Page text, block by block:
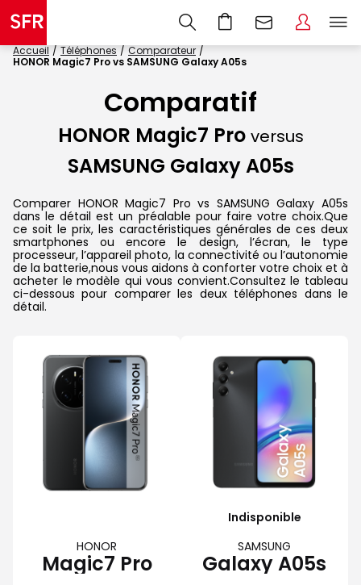
Accueil Téléphones
Comparateur
HONOR Magic7 Pro vs SAMSUNG Galaxy A05s
Comparatif
HONOR Magic7 Pro versus
SAMSUNG Galaxy A05s
Comparer HONOR Magic7 Pro vs SAMSUNG Galaxy A05s
dans le détail est un préalable pour faire votre choix.Que
ce soit le prix, les caractéristiques générales de ces deux
smartphones ou encore le design, l’écran, le type
processeur, l’appareil photo, la connectivité ou l’autonomie
de la batterie,nous vous aidons à conforter votre choix et à
acheter le modèle qui vous convient.Consultez le tableau
ci-dessous pour comparer les deux téléphones dans le
détail.
HONOR
Magic7 Pro
Indisponible
SAMSUNG
Galaxy A05s